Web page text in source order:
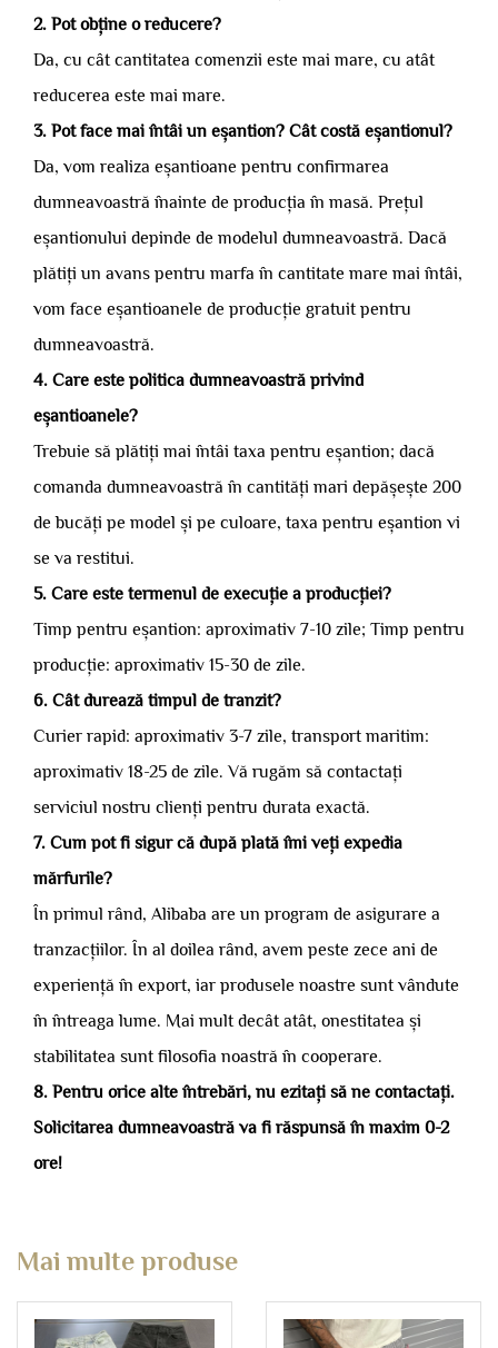
2. Pot obține o reducere?
Da, cu cât cantitatea comenzii este mai mare, cu atât
reducerea este mai mare.
3. Pot face mai întâi un eșantion? Cât costă eșantionul?
Da, vom realiza eșantioane pentru confirmarea
dumneavoastră înainte de producția în masă. Prețul
eșantionului depinde de modelul dumneavoastră. Dacă
plătiți un avans pentru marfa în cantitate mare mai întâi,
vom face eșantioanele de producție gratuit pentru
dumneavoastră.
4. Care este politica dumneavoastră privind
eșantioanele?
Trebuie să plătiți mai întâi taxa pentru eșantion; dacă
comanda dumneavoastră în cantități mari depășește 200
de bucăți pe model și pe culoare, taxa pentru eșantion vi
se va restitui.
5. Care este termenul de execuție a producției?
Timp pentru eșantion: aproximativ 7-10 zile; Timp pentru
producție: aproximativ 15-30 de zile.
6. Cât durează timpul de tranzit?
Curier rapid: aproximativ 3-7 zile, transport maritim:
aproximativ 18-25 de zile. Vă rugăm să contactați
serviciul nostru clienți pentru durata exactă.
7. Cum pot fi sigur că după plată îmi veți expedia
mărfurile?
În primul rând, Alibaba are un program de asigurare a
tranzacțiilor. În al doilea rând, avem peste zece ani de
experiență în export, iar produsele noastre sunt vândute
în întreaga lume. Mai mult decât atât, onestitatea și
stabilitatea sunt filosofia noastră în cooperare.
8. Pentru orice alte întrebări, nu ezitați să ne contactați.
Solicitarea dumneavoastră va fi răspunsă în maxim 0-2
ore!
Mai multe produse